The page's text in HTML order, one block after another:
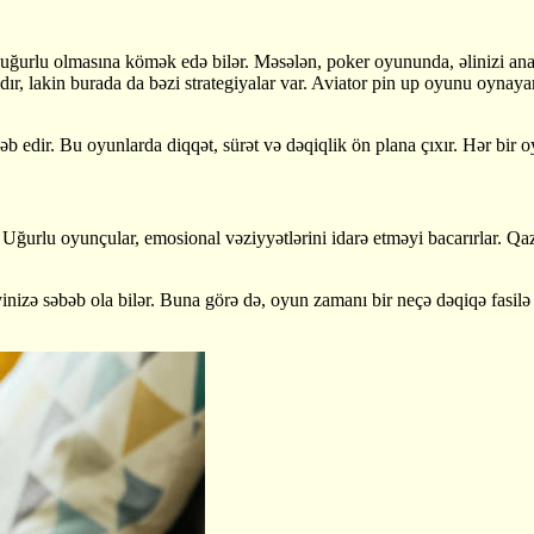
olmasına kömək edə bilər. Məsələn, poker oyununda, əlinizi
lakin burada da bəzi strategiyalar var. Aviator pin up oyunu
edir. Bu oyunlarda diqqət, sürət və dəqiqlik ön plana çıxır. Hər bir
oyunçular, emosional vəziyyətlərini idarə etməyi bacarırlar.
səbəb ola bilər. Buna görə də, oyun zamanı bir neçə dəqiqə